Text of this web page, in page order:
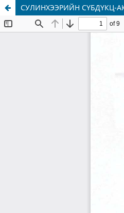
СУЛИНХЭЭРИЙН СҮБДҮКЦ-